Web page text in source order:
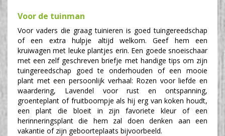
Voor de tuinman
Voor vaders die graag tuinieren is goed tuingereedschap
of een extra hulpje altijd welkom. Geef hem een
kruiwagen met leuke plantjes erin. Een goede snoeischaar
met een zelf geschreven briefje met handige tips om zijn
tuingereedschap goed te onderhouden of een mooie
plant met een persoonlijk verhaal: Rozen voor liefde en
waardering, Lavendel voor rust en ontspanning,
groenteplant of fruitboompje als hij erg van koken houdt,
een plant die bloeit in zijn favoriete kleur of een
herinneringsplant die hem zal doen denken aan een
vakantie of zijn geboorteplaats bijvoorbeeld.